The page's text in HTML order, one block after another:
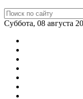
Суббота, 08 августа